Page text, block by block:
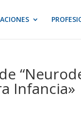
Infancia»